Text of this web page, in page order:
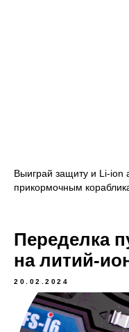
Выиграй защиту и Li-ion
прикормочным
Переделка
на литий-
20.02.2024